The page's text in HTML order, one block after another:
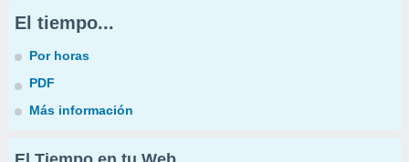
El tiempo...
Por horas
PDF
Más información